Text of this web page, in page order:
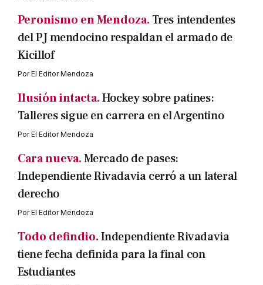
Peronismo en Mendoza. Tres intendentes
del PJ mendocino respaldan el armado de
Kicillof
PorEl Editor Mendoza
Ilusión intacta.Hockey sobre patines:
Talleres sigue en carrera en el Argentino
PorEl Editor Mendoza
Cara nueva.Mercado de pases:
Independiente Rivadavia cerró a un lateral
derecho
PorEl Editor Mendoza
Todo defindio.Independiente Rivadavia
tiene fecha definida para la final con
Estudiantes